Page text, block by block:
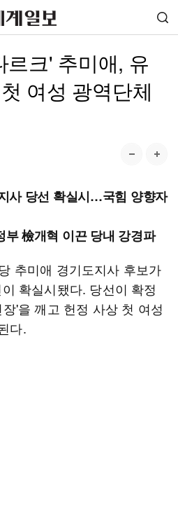
르크' 추미애, 유
여성 광역단체
사 당선 확실시…국힘 양향자
부 檢개혁 이끈 당내 강경파
추미애 경기도지사 후보가
확실시됐다. 당선이 확정
'을 깨고 헌정 사상 첫 여성
다.